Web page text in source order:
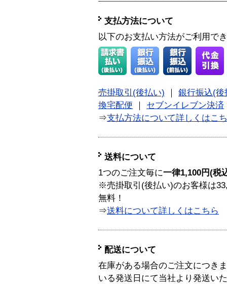
支払方法について
以下のお支払い方法がご利用で
売掛取引(後払い)
銀行振込(後
換宅配便
セブンイレブン決済
⇒支払方法について詳しくはこ
送料について
1つのご注文毎に一律1,100円(税
※売掛取引(後払い)のお客様は
無料！
⇒送料について詳しくはこちら
配送について
在庫がある場合のご注文につき
いる発送日にて当社より発送い